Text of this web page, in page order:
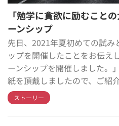
「勉学に貪欲に励むこと
ーンシップ
先日、2021年夏初めての試み
ップを開催したことをお伝え
ーンシップを開催しました。
紙を頂戴しましたので、ご紹
ストーリー